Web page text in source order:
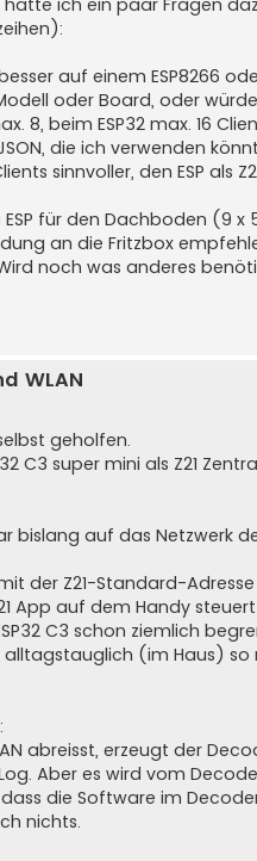
ich ein paar Fragen
auf einem ESP8266
oder Board, oder würde
8, beim ESP32 max. 16
die ich verwenden
sinnvoller, den ESP als
für den Dachboden (9
an die Fritzbox
noch was anderes
WLAN
geholfen.
C3 super mini als Z21
bislang auf das Netzwerk
der Z21-Standard-Adresse
App auf dem Handy
C3 schon ziemlich
(im Haus)
abreisst, erzeugt der
Aber es wird vom
die Software im
nichts.